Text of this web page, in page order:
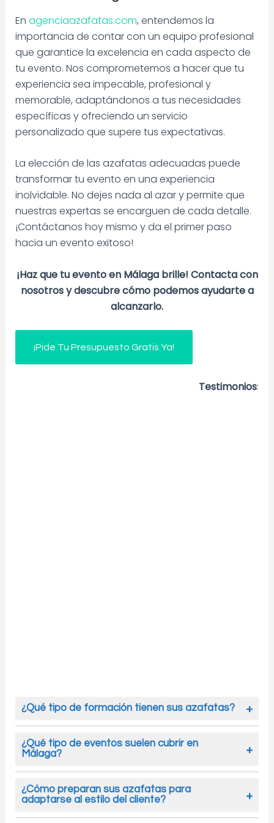
En agenciaazafatas.com, entendemos la
importancia de contar con un equipo profesional
que garantice la excelencia en cada aspecto de
tu evento. Nos comprometemos a hacer que tu
experiencia sea impecable, profesional y
memorable, adaptándonos a tus necesidades
específicas y ofreciendo un servicio
personalizado que supere tus expectativas.
La elección de las azafatas adecuadas puede
transformar tu evento en una experiencia
inolvidable. No dejes nada al azar y permite que
nuestras expertas se encarguen de cada detalle.
¡Contáctanos hoy mismo y da el primer paso
hacia un evento exitoso!
¡Haz que tu evento en Málaga brille! Contacta con
nosotros y descubre cómo podemos ayudarte a
alcanzarlo.
¡Pide Tu Presupuesto Gratis Ya!
Testimonios:
¿Qué tipo de formación tienen sus azafatas?
Cuentan con preparación en atención al
público, comunicación, normas de etiqueta y
resolución de incidencias. Además, reciben
formación personalizada según el tipo de
evento y el perfil del cliente.
¿Qué tipo de eventos suelen cubrir en
Málaga?
Nuestras azafatas intervienen en
inauguraciones, recepciones institucionales,
presentaciones corporativas, ceremonias de
premios y cualquier acto que requiera una
¿Cómo preparan sus azafatas para
adaptarse al estilo del cliente?
Antes del evento, nuestro equipo analiza el